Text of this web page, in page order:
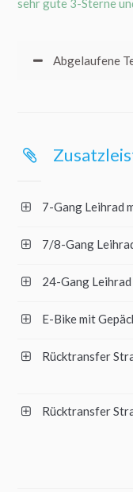
sehr gute 3-Sterne
Abgelaufene
7-Gang Leihrad
7/8-Gang
24-Gang
E-Bike mit
Rücktransfer
Rücktransfer